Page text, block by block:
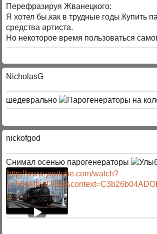
Перефразируя Жванецкого:
Я хотел бы,как в трудные годы.Купить
средства артиста.
Но некоторое время пользоваться
NicholasG
шедеврально
nickofgod
Снимал осенью парогенераторы
http://www.youtube.com/watch?